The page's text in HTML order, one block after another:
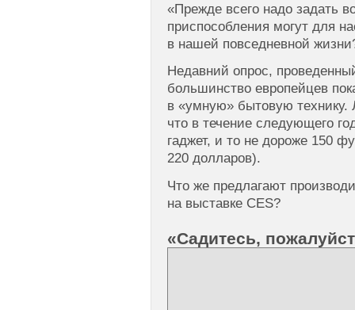
«Прежде всего надо задать
приспособления могут для
в нашей повседневной
Недавний опрос,
большинство европейцев
в «умную» бытовую технику.
что в течение следующего
гаджет, и то не дороже 150
220 долларов).
Что же предлагают
на выставке CES?
«Садитесь,